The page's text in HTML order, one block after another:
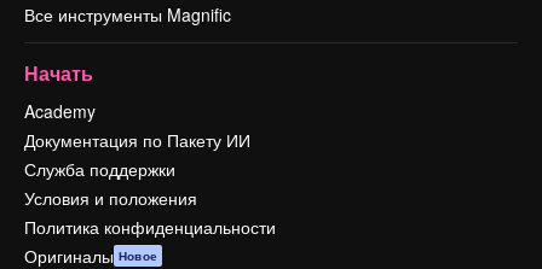
Все инструменты Magnific
Начать
Academy
Документация по Пакету ИИ
Служба поддержки
Условия и положения
Политика конфиденциальности
Оригиналы Новое